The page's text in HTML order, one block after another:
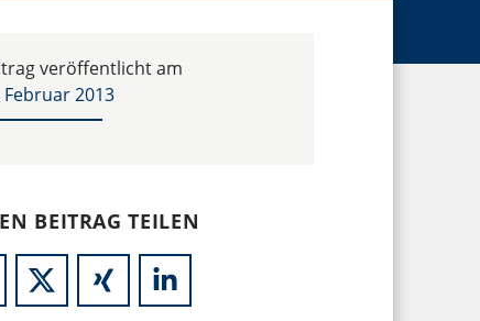
veröffentlicht am
Februar 2013
BEITRAG TEILEN